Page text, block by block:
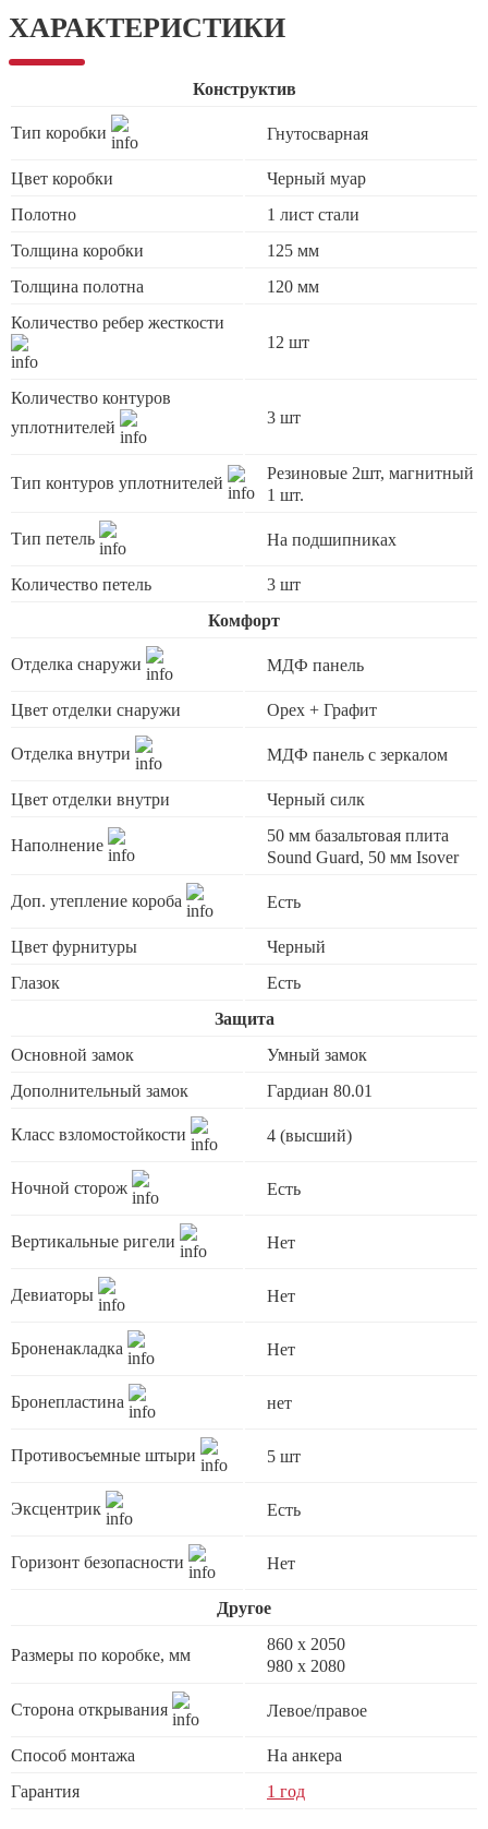
ХАРАКТЕРИСТИКИ
Конструктив
Тип коробки Гнутосварная
Цвет коробки
Черный муар
Полотно
1 лист стали
Толщина коробки
125 мм
Толщина полотна
120 мм
Количество ребер жесткости
12 шт
Количество контуров
уплотнителей
3 шт
Тип контуров уплотнителей
Резиновые 2шт, магнитный
1 шт.
Тип петель На подшипниках
Количество петель
3 шт
Комфорт
Отделка снаружи МДФ панель
Цвет отделки снаружи Орех + Графит
Отделка внутри МДФ панель с зеркалом
Цвет отделки внутри Черный силк
Наполнение
50 мм базальтовая плита
Sound Guard, 50 мм Isover
Доп. утепление короба Есть
Цвет фурнитуры
Черный
Глазок
Есть
Защита
Основной замок
Умный замок
Дополнительный замок
Гардиан 80.01
Класс взломостойкости 4 (высший)
Ночной сторож Есть
Вертикальные ригели Нет
Девиаторы Нет
Броненакладка Нет
Бронепластина нет
Противосъемные штыри 5 шт
Эксцентрик Есть
Горизонт безопасности Нет
Другое
Размеры по коробке, мм
860 х 2050
980 x 2080
Сторона открывания Левое/правое
Способ монтажа
На анкера
Гарантия
1 год